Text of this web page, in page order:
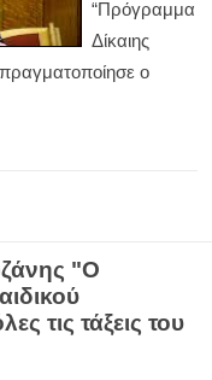
“Πρόγραμμα
Δίκαιης
ο
"Ο
τις τάξεις του